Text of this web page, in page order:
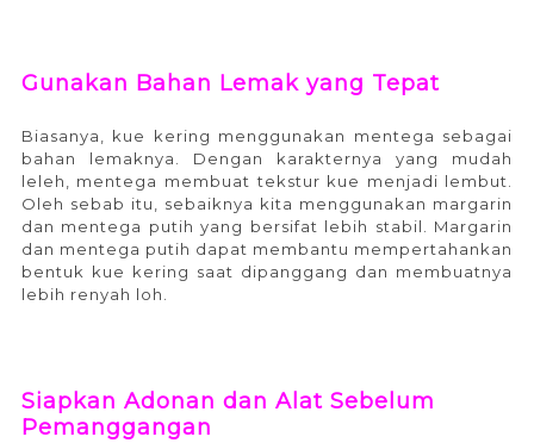
Gunakan Bahan Lemak yang Tepat
Biasanya, kue kering menggunakan mentega sebagai
bahan lemaknya. Dengan karakternya yang mudah
leleh, mentega membuat tekstur kue menjadi lembut.
Oleh sebab itu, sebaiknya kita menggunakan margarin
dan mentega putih yang bersifat lebih stabil. Margarin
dan mentega putih dapat membantu mempertahankan
bentuk kue kering saat dipanggang dan membuatnya
lebih renyah loh.
Siapkan Adonan dan Alat Sebelum
Pemanggangan